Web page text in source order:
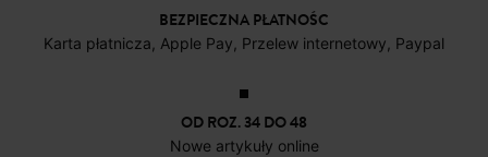
BEZPIECZNA PŁATNOŚC
Karta płatnicza, Apple Pay, Przelew internetowy, Paypal
OD ROZ. 34 DO 48
Nowe artykuły online